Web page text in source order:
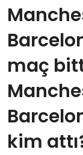
maç
kim